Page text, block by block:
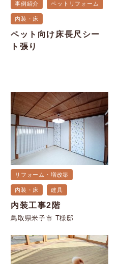
事例紹介 ペットリフォーム
内装・床
ペット向け床長尺シー
ト張り
リフォーム・増改築
内装・床 建具
内装工事2階
鳥取県米子市 T様邸